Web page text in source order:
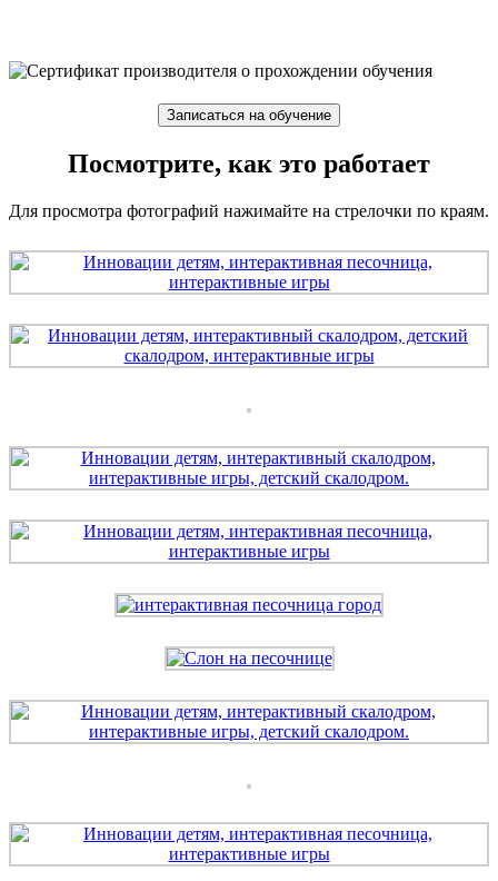
Записаться на обучение
Посмотрите, как это работает
Для просмотра фотографий нажимайте на стрелочки по краям.